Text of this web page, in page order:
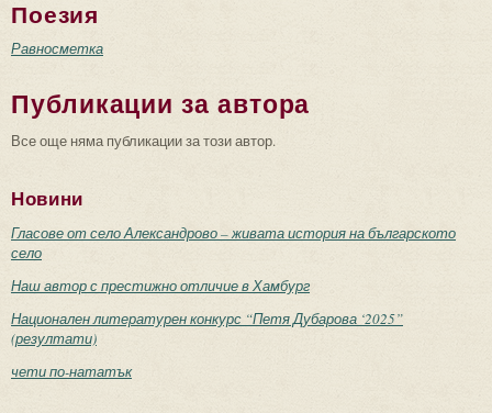
Поезия
Равносметка
Публикации за автора
Все още няма публикации за този автор.
Новини
Гласове от село Александрово – живата история на българското
село
Наш автор с престижно отличие в Хамбург
Национален литературен конкурс “Петя Дубарова ‘2025”
(резултати)
чети по-нататък